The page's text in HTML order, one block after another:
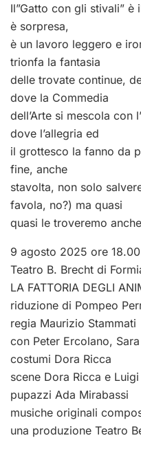
Il”Gatto con gli stivali”
è sorpresa,
è un lavoro leggero e
trionfa la fantasia
delle trovate continue,
dove la Commedia
dell’Arte si mescola con
dove l’allegria ed
il grottesco la fanno da
fine, anche
stavolta, non solo
favola, no?) ma quasi
quasi le troveremo
9 agosto 2025 ore 18.00
Teatro B. Brecht di
LA FATTORIA DEGLI
riduzione di Pompeo
regia Maurizio Stammati
con Peter Ercolano,
costumi Dora Ricca
scene Dora Ricca e
pupazzi Ada Mirabassi
musiche originali
una produzione Teatro